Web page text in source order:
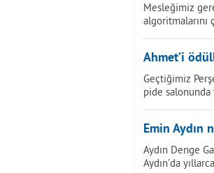
Mesleğimiz
algoritmalarını
Ahmet’i
Geçtiğimiz
pide salonunda
Emin Aydın
Aydın Denge
Aydın’da